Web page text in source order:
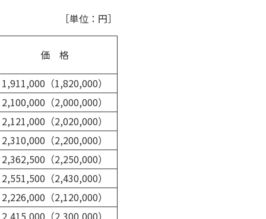
［単位：円］
価 格
1,911,000（1,820,000）
2,100,000（2,000,000）
2,121,000（2,020,000）
2,310,000（2,200,000）
2,362,500（2,250,000）
2,551,500（2,430,000）
2,226,000（2,120,000）
2,415,000（2,300,000）